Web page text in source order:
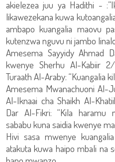
akielezea juu ya Hadithi -
likawezekana kuwa
ambapo kuangalia maovu
kutenzwa nguvu ni jambo
Amesema Sayyidy Ahmad
kwenye Sherhu Al-Kabiir
Turaath Al-Araby: “Kuangalia
Amesema Mwanachuoni Al-
Al-Iknaai cha Shaikh Al-
Dar Al-Fikri: “Kila haramu
sababu kuna saidia kwenye
Hivi sasa mwenye
atakuta kuwa haipo mbali na